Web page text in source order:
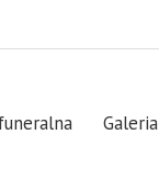
Galeria